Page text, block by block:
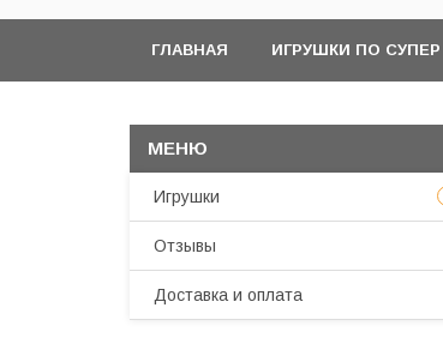
ГЛАВНАЯ ИГРУШКИ ПО
Игрушки
Отзывы
Доставка и оплата